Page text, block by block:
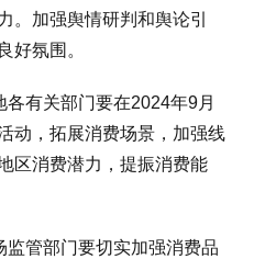
。加强舆情研判和舆论引
好氛围。
有关部门要在2024年9月
动，拓展消费场景，加强线
区消费潜力，提振消费能
监管部门要切实加强消费品